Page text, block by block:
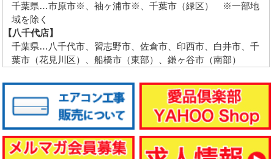
千葉県…市原市※、袖ヶ浦市※、千葉市（緑区） ※一部地
域を除く
【八千代店】
千葉県…八千代市、習志野市、佐倉市、印西市、白井市、千
葉市（花見川区）、船橋市（東部）、鎌ヶ谷市（南部）